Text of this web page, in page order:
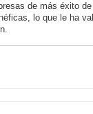
de más éxito
lo que le ha